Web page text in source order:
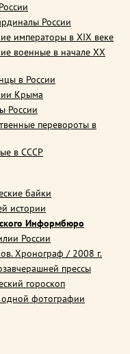
России
императоры в XIX веке
военные в начале ХХ
в России
Крыма
России
перевороты в
в СССР
байки
истории
Информбюро
России
Хронограф / 2008 г.
прессы
гороскоп
фотографии